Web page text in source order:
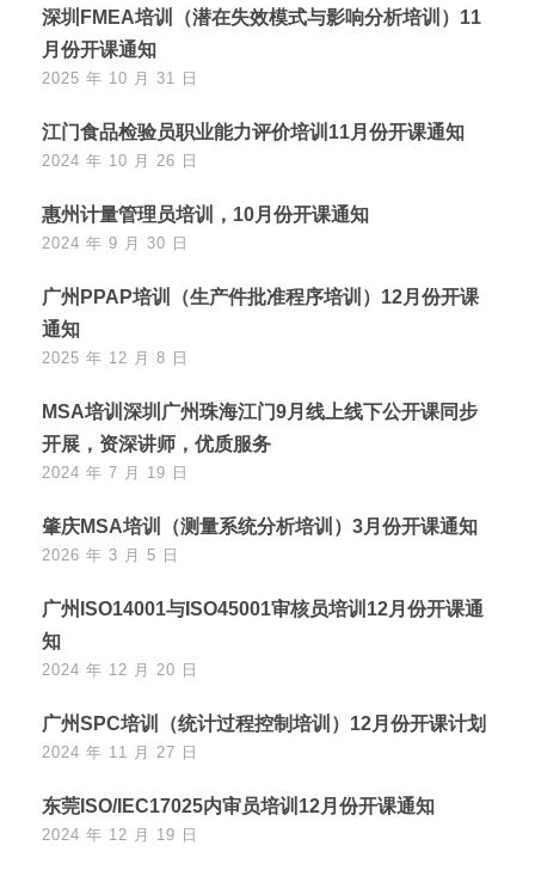
深圳FMEA培训（潜在失效模式与影响分析培训）11
月份开课通知
2025 年 10 月 31 日
江门食品检验员职业能力评价培训11月份开课通知
2024 年 10 月 26 日
惠州计量管理员培训，10月份开课通知
2024 年 9 月 30 日
广州PPAP培训（生产件批准程序培训）12月份开课
通知
2025 年 12 月 8 日
MSA培训深圳广州珠海江门9月线上线下公开课同步
开展，资深讲师，优质服务
2024 年 7 月 19 日
肇庆MSA培训（测量系统分析培训）3月份开课通知
2026 年 3 月 5 日
广州ISO14001与ISO45001审核员培训12月份开课通
知
2024 年 12 月 20 日
广州SPC培训（统计过程控制培训）12月份开课计划
2024 年 11 月 27 日
东莞ISO/IEC17025内审员培训12月份开课通知
2024 年 12 月 19 日